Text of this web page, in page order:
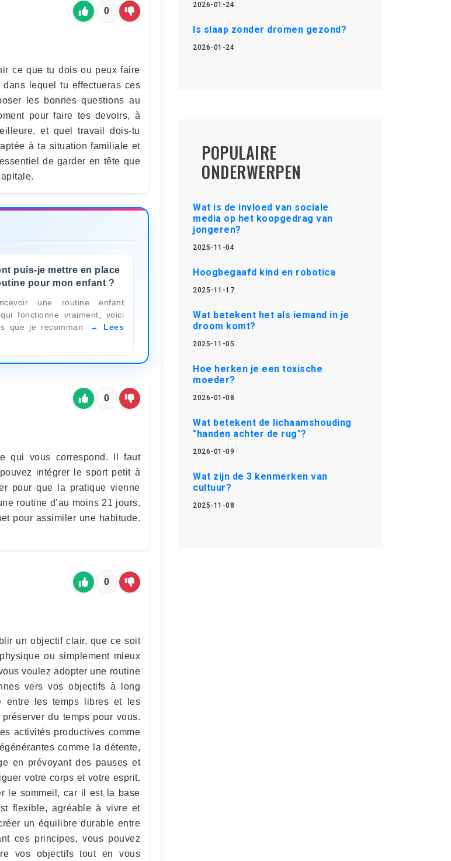
0
ce que tu dois ou peux faire
lequel tu effectueras ces
les bonnes questions au
pour faire tes devoirs, à
et quel travail dois-tu
à ta situation familiale et
de garder en tête que
puis-je mettre en place
pour mon enfant ?
une routine enfant
fonctionne vraiment, voici
que je recomman
Lees
0
qui vous correspond. Il faut
intégrer le sport petit à
pour que la pratique vienne
routine d’au moins 21 jours,
pour assimiler une habitude.
0
un objectif clair, que ce soit
ou simplement mieux
voulez adopter une routine
vers vos objectifs à long
entre les temps libres et les
du temps pour vous.
activités productives comme
comme la détente,
en prévoyant des pauses et
votre corps et votre esprit.
le sommeil, car il est la base
flexible, agréable à vivre et
un équilibre durable entre
ces principes, vous pouvez
vos objectifs tout en vous
2026-01-24
Is slaap zonder dromen gezond?
2026-01-24
POPULAIRE
ONDERWERPEN
Wat is de invloed van sociale
media op het koopgedrag van
jongeren?
2025-11-04
Hoogbegaafd kind en robotica
2025-11-17
Wat betekent het als iemand in je
droom komt?
2025-11-05
Hoe herken je een toxische
moeder?
2026-01-08
Wat betekent de lichaamshouding
"handen achter de rug"?
2026-01-09
Wat zijn de 3 kenmerken van
cultuur?
2025-11-08